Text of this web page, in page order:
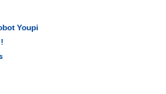
Youpi